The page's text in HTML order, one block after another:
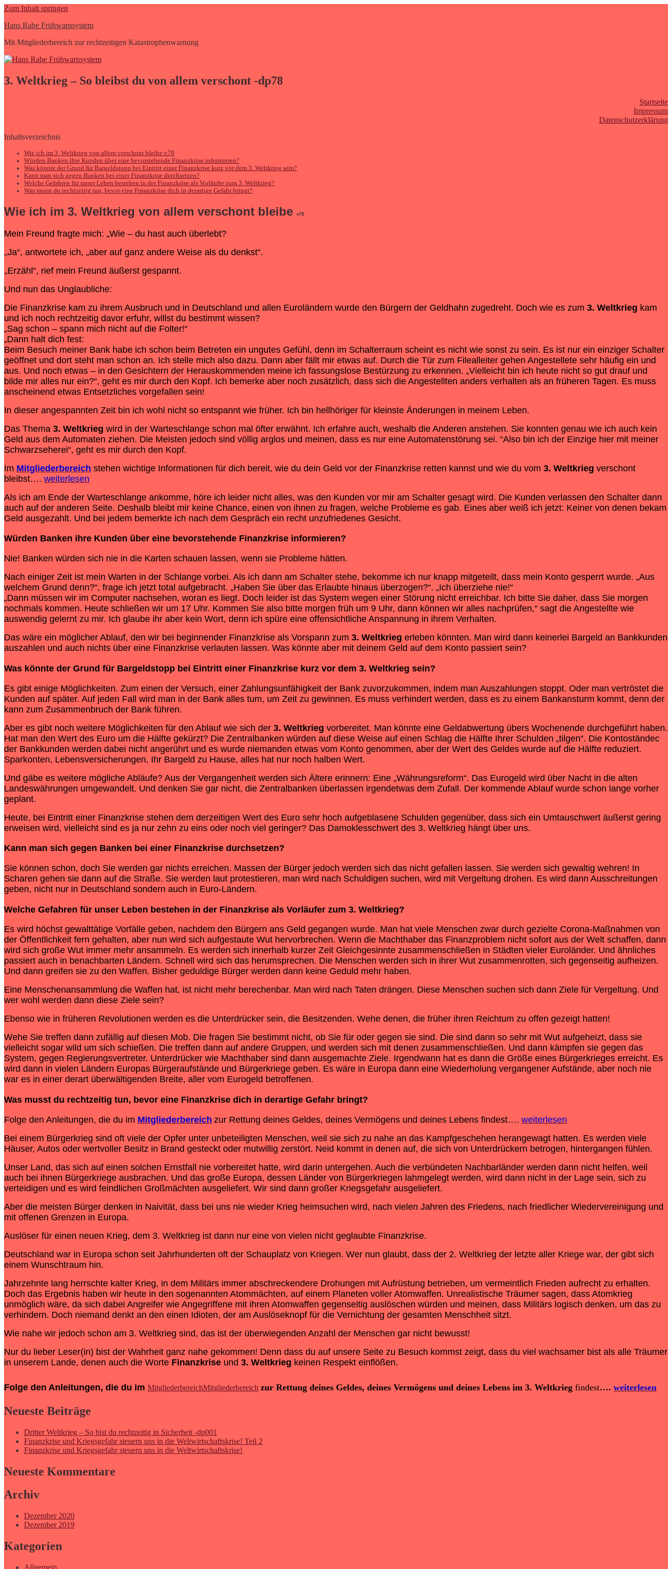
Zum Inhalt springen
Hans Rabe Frühwarnsystem
Mit Mitgliederbereich zur rechtzeitigen Katastrophenwarnung
3. Weltkrieg – So bleibst du von allem verschont -dp78
Startseite
Impressum
Datenschutzerklärung
Inhaltsverzeichnis
Wie ich im 3. Weltkrieg von allem verschont bleibe v78
Würden Banken ihre Kunden über eine bevorstehende Finanzkrise informieren?
Was könnte der Grund für Bargeldstopp bei Eintritt einer Finanzkrise kurz vor dem 3. Weltkrieg sein?
Kann man sich gegen Banken bei einer Finanzkrise durchsetzen?
Welche Gefahren für unser Leben bestehen in der Finanzkrise als Vorläufer zum 3. Weltkrieg?
Was musst du rechtzeitig tun, bevor eine Finanzkrise dich in derartige Gefahr bringt?
Wie ich im 3. Weltkrieg von allem verschont bleibe v78
Mein Freund fragte mich: „Wie – du hast auch überlebt?
„Ja“, antwortete ich, „aber auf ganz andere Weise als du denkst“.
„Erzähl“, rief mein Freund äußerst gespannt.
Und nun das Unglaubliche:
Die Finanzkrise kam zu ihrem Ausbruch und in Deutschland und allen Euroländern wurde den Bürgern der Geldhahn zugedreht. Doch wie es zum 3. Weltkrieg kam
und ich noch rechtzeitig davor erfuhr, willst du bestimmt wissen?
„Sag schon – spann mich nicht auf die Folter!“
„Dann halt dich fest:
Beim Besuch meiner Bank habe ich schon beim Betreten ein ungutes Gefühl, denn im Schalterraum scheint es nicht wie sonst zu sein. Es ist nur ein einziger Schalter
geöffnet und dort steht man schon an. Ich stelle mich also dazu. Dann aber fällt mir etwas auf. Durch die Tür zum Filealleiter gehen Angestellete sehr häufig ein und
aus. Und noch etwas – in den Gesichtern der Herauskommenden meine ich fassungslose Bestürzung zu erkennen. „Vielleicht bin ich heute nicht so gut drauf und
bilde mir alles nur ein?“, geht es mir durch den Kopf. Ich bemerke aber noch zusätzlich, dass sich die Angestellten anders verhalten als an früheren Tagen. Es muss
anscheinend etwas Entsetzliches vorgefallen sein!
In dieser angespannten Zeit bin ich wohl nicht so entspannt wie früher. Ich bin hellhöriger für kleinste Änderungen in meinem Leben.
Das Thema 3. Weltkrieg wird in der Warteschlange schon mal öfter erwähnt. Ich erfahre auch, weshalb die Anderen anstehen. Sie konnten genau wie ich auch kein
Geld aus dem Automaten ziehen. Die Meisten jedoch sind völlig arglos und meinen, dass es nur eine Automatenstörung sei. “Also bin ich der Einzige hier mit meiner
Schwarzseherei“, geht es mir durch den Kopf.
Im Mitgliederbereich stehen wichtige Informationen für dich bereit, wie du dein Geld vor der Finanzkrise retten kannst und wie du vom 3. Weltkrieg verschont
bleibst…. weiterlesen
Als ich am Ende der Warteschlange ankomme, höre ich leider nicht alles, was den Kunden vor mir am Schalter gesagt wird. Die Kunden verlassen den Schalter dann
auch auf der anderen Seite. Deshalb bleibt mir keine Chance, einen von ihnen zu fragen, welche Probleme es gab. Eines aber weiß ich jetzt: Keiner von denen bekam
Geld ausgezahlt. Und bei jedem bemerkte ich nach dem Gespräch ein recht unzufriedenes Gesicht.
Würden Banken ihre Kunden über eine bevorstehende Finanzkrise informieren?
Nie! Banken würden sich nie in die Karten schauen lassen, wenn sie Probleme hätten.
Nach einiger Zeit ist mein Warten in der Schlange vorbei. Als ich dann am Schalter stehe, bekomme ich nur knapp mitgeteilt, dass mein Konto gesperrt wurde. „Aus
welchem Grund denn?“, frage ich jetzt total aufgebracht. „Haben Sie über das Erlaubte hinaus überzogen?“. „Ich überziehe nie!“
„Dann müssen wir im Computer nachsehen, woran es liegt. Doch leider ist das System wegen einer Störung nicht erreichbar. Ich bitte Sie daher, dass Sie morgen
nochmals kommen. Heute schließen wir um 17 Uhr. Kommen Sie also bitte morgen früh um 9 Uhr, dann können wir alles nachprüfen,“ sagt die Angestellte wie
auswendig gelernt zu mir. Ich glaube ihr aber kein Wort, denn ich spüre eine offensichtliche Anspannung in ihrem Verhalten.
Das wäre ein möglicher Ablauf, den wir bei beginnender Finanzkrise als Vorspann zum 3. Weltkrieg erleben könnten. Man wird dann keinerlei Bargeld an Bankkunden
auszahlen und auch nichts über eine Finanzkrise verlauten lassen. Was könnte aber mit deinem Geld auf dem Konto passiert sein?
Was könnte der Grund für Bargeldstopp bei Eintritt einer Finanzkrise kurz vor dem 3. Weltkrieg sein?
Es gibt einige Möglichkeiten. Zum einen der Versuch, einer Zahlungsunfähigkeit der Bank zuvorzukommen, indem man Auszahlungen stoppt. Oder man vertröstet die
Kunden auf später. Auf jeden Fall wird man in der Bank alles tum, um Zeit zu gewinnen. Es muss verhindert werden, dass es zu einem Bankansturm kommt, denn der
kann zum Zusammenbruch der Bank führen.
Aber es gibt noch weitere Möglichkeiten für den Ablauf wie sich der 3. Weltkrieg vorbereitet. Man könnte eine Geldabwertung übers Wochenende durchgeführt haben.
Hat man den Wert des Euro um die Hälfte gekürzt? Die Zentralbanken würden auf diese Weise auf einen Schlag die Hälfte Ihrer Schulden „tilgen“. Die Kontoständec
der Bankkunden werden dabei nicht angerührt und es wurde niemanden etwas vom Konto genommen, aber der Wert des Geldes wurde auf die Hälfte reduziert.
Sparkonten, Lebensversicherungen, Ihr Bargeld zu Hause, alles hat nur noch halben Wert.
Und gäbe es weitere mögliche Abläufe? Aus der Vergangenheit werden sich Ältere erinnern: Eine „Währungsreform“. Das Eurogeld wird über Nacht in die alten
Landeswährungen umgewandelt. Und denken Sie gar nicht, die Zentralbanken überlassen irgendetwas dem Zufall. Der kommende Ablauf wurde schon lange vorher
geplant.
Heute, bei Eintritt einer Finanzkrise stehen dem derzeitigen Wert des Euro sehr hoch aufgeblasene Schulden gegenüber, dass sich ein Umtauschwert äußerst gering
erweisen wird, vielleicht sind es ja nur zehn zu eins oder noch viel geringer? Das Damoklesschwert des 3. Weltkrieg hängt über uns.
Kann man sich gegen Banken bei einer Finanzkrise durchsetzen?
Sie können schon, doch Sie werden gar nichts erreichen. Massen der Bürger jedoch werden sich das nicht gefallen lassen. Sie werden sich gewaltig wehren! In
Scharen gehen sie dann auf die Straße. Sie werden laut protestieren, man wird nach Schuldigen suchen, wird mit Vergeltung drohen. Es wird dann Ausschreitungen
geben, nicht nur in Deutschland sondern auch in Euro-Ländern.
Welche Gefahren für unser Leben bestehen in der Finanzkrise als Vorläufer zum 3. Weltkrieg?
Es wird höchst gewalttätige Vorfälle geben, nachdem den Bürgern ans Geld gegangen wurde. Man hat viele Menschen zwar durch gezielte Corona-Maßnahmen von
der Öffentlichkeit fern gehalten, aber nun wird sich aufgestaute Wut hervorbrechen. Wenn die Machthaber das Finanzproblem nicht sofort aus der Welt schaffen, dann
wird sich große Wut immer mehr ansammeln. Es werden sich innerhalb kurzer Zeit Gleichgesinnte zusammenschließen in Städten vieler Euroländer. Und ähnliches
passiert auch in benachbarten Ländern. Schnell wird sich das herumsprechen. Die Menschen werden sich in ihrer Wut zusammenrotten, sich gegenseitig aufheizen.
Und dann greifen sie zu den Waffen. Bisher geduldige Bürger werden dann keine Geduld mehr haben.
Eine Menschenansammlung die Waffen hat, ist nicht mehr berechenbar. Man wird nach Taten drängen. Diese Menschen suchen sich dann Ziele für Vergeltung. Und
wer wohl werden dann diese Ziele sein?
Ebenso wie in früheren Revolutionen werden es die Unterdrücker sein, die Besitzenden. Wehe denen, die früher ihren Reichtum zu offen gezeigt hatten!
Wehe Sie treffen dann zufällig auf diesen Mob. Die fragen Sie bestimmt nicht, ob Sie für oder gegen sie sind. Die sind dann so sehr mit Wut aufgeheizt, dass sie
vielleicht sogar wild um sich schießen. Die treffen dann auf andere Gruppen, und werden sich mit denen zusammenschließen. Und dann kämpfen sie gegen das
System, gegen Regierungsvertreter. Unterdrücker wie Machthaber sind dann ausgemachte Ziele. Irgendwann hat es dann die Größe eines Bürgerkrieges erreicht. Es
wird dann in vielen Ländern Europas Bürgeraufstände und Bürgerkriege geben. Es wäre in Europa dann eine Wiederholung vergangener Aufstände, aber noch nie
war es in einer derart überwältigenden Breite, aller vom Eurogeld betroffenen.
Was musst du rechtzeitig tun, bevor eine Finanzkrise dich in derartige Gefahr bringt?
Folge den Anleitungen, die du im Mitgliederbereich zur Rettung deines Geldes, deines Vermögens und deines Lebens findest…. weiterlesen
Bei einem Bürgerkrieg sind oft viele der Opfer unter unbeteiligten Menschen, weil sie sich zu nahe an das Kampfgeschehen herangewagt hatten. Es werden viele
Häuser, Autos oder wertvoller Besitz in Brand gesteckt oder mutwillig zerstört. Neid kommt in denen auf, die sich von Unterdrückern betrogen, hintergangen fühlen.
Unser Land, das sich auf einen solchen Ernstfall nie vorbereitet hatte, wird darin untergehen. Auch die verbündeten Nachbarländer werden dann nicht helfen, weil
auch bei ihnen Bürgerkriege ausbrachen. Und das große Europa, dessen Länder von Bürgerkriegen lahmgelegt werden, wird dann nicht in der Lage sein, sich zu
verteidigen und es wird feindlichen Großmächten ausgeliefert. Wir sind dann großer Kriegsgefahr ausgeliefert.
Aber die meisten Bürger denken in Naivität, dass bei uns nie wieder Krieg heimsuchen wird, nach vielen Jahren des Friedens, nach friedlicher Wiedervereinigung und
mit offenen Grenzen in Europa.
Auslöser für einen neuen Krieg, dem 3. Weltkrieg ist dann nur eine von vielen nicht geglaubte Finanzkrise.
Deutschland war in Europa schon seit Jahrhunderten oft der Schauplatz von Kriegen. Wer nun glaubt, dass der 2. Weltkrieg der letzte aller Kriege war, der gibt sich
einem Wunschtraum hin.
Jahrzehnte lang herrschte kalter Krieg, in dem Militärs immer abschreckendere Drohungen mit Aufrüstung betrieben, um vermeintlich Frieden aufrecht zu erhalten.
Doch das Ergebnis haben wir heute in den sogenannten Atommächten, auf einem Planeten voller Atomwaffen. Unrealistische Träumer sagen, dass Atomkrieg
unmöglich wäre, da sich dabei Angreifer wie Angegriffene mit ihren Atomwaffen gegenseitig auslöschen würden und meinen, dass Militärs logisch denken, um das zu
verhindern. Doch niemand denkt an den einen Idioten, der am Auslöseknopf für die Vernichtung der gesamten Menschheit sitzt.
Wie nahe wir jedoch schon am 3. Weltkrieg sind, das ist der überwiegenden Anzahl der Menschen gar nicht bewusst!
Nur du lieber Leser(in) bist der Wahrheit ganz nahe gekommen! Denn dass du auf unsere Seite zu Besuch kommst zeigt, dass du viel wachsamer bist als alle Träumer
in unserem Lande, denen auch die Worte Finanzkrise und 3. Weltkrieg keinen Respekt einflößen.
Folge den Anleitungen, die du im MitgliederbereichMitgliederbereich zur Rettung deines Geldes, deines Vermögens und deines Lebens im 3. Weltkrieg findest…. weiterlesen
Neueste Beiträge
Dritter Weltkrieg – So bist du rechtzeitig in Sicherheit -dp001
Finanzkrise und Kriegsgefahr steuern uns in die Weltwirtschaftskrise! Teil 2
Finanzkrise und Kriegsgefahr steuern uns in die Weltwirtschaftskrise!
Neueste Kommentare
Archiv
Dezember 2020
Dezember 2019
Kategorien